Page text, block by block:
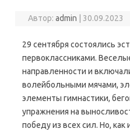
Автор:admin 30.09.2023
29 сентября состоялись
первоклассниками.
направленности и
волейбольными мячами,
элементы гимнастики,
упражнения на
победу из всех сил. Но,